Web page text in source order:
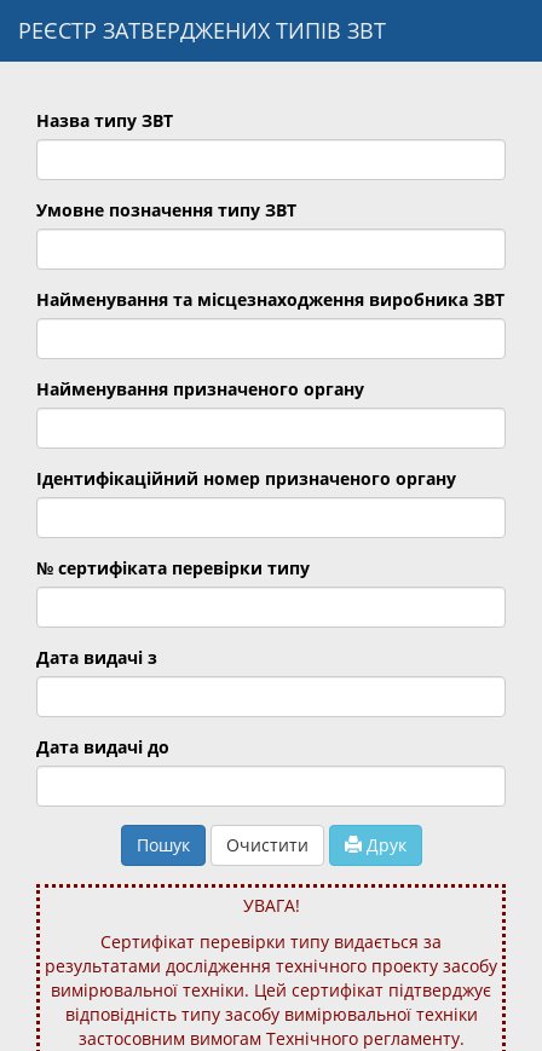
РЕЄСТР ЗАТВЕРДЖЕНИХ ТИПІВ ЗВТ
Назва типу ЗВТ
Умовне позначення типу ЗВТ
Найменування та місцезнаходження виробника ЗВТ
Найменування призначеного органу
Ідентифікаційний номер призначеного органу
№ сертифіката перевірки типу
Дата видачі з
Дата видачі до
Пошук Очистити Друк
УВАГА!
Сертифікат перевірки типу видається за
результатами дослідження технічного проекту засобу
вимірювальної техніки. Цей сертифікат підтверджує
відповідність типу засобу вимірювальної техніки
застосовним вимогам Технічного регламенту.